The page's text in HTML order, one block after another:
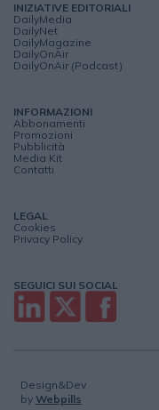
INIZIATIVE EDITORIALI
DailyMedia
DailyNet
DailyMagazine
DailyOnAir
DailyOnAir (Podcast)
INFORMAZIONI
Abbonamenti
Promozioni
Pubblicità
Media Kit
Contatti
LEGAL
Cookies
Privacy Policy
SEGUICI SUI SOCIAL
Design&Dev
by Webpills